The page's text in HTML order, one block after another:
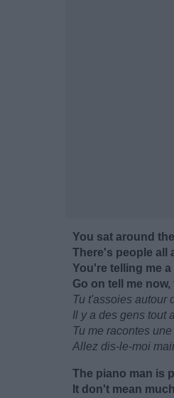
You sat around
There's people all
You're telling me
Go on tell me
Tu t'assoies autour
Il y a des gens tout
Tu me racontes
Allez dis-le-moi
The piano man is
It don't mean